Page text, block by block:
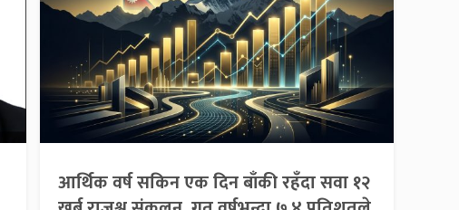
आर्थिक वर्ष सकिन एक दिन बाँकी रहँदा सवा १२